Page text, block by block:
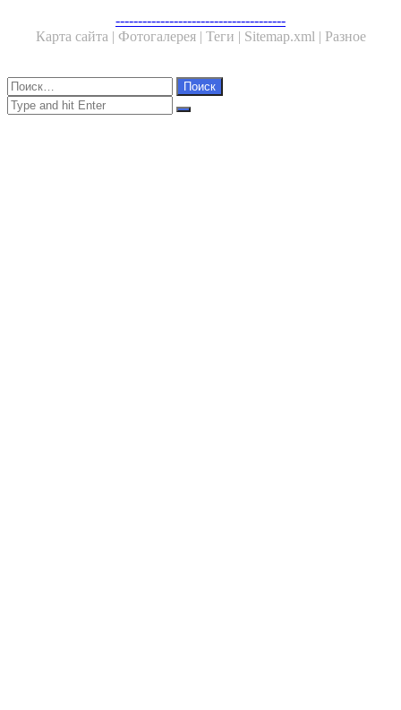
--------------------------------------
Карта сайта | Фотогалерея | Теги | Sitemap.xml | Разное
Close
Найти:
Close
Search